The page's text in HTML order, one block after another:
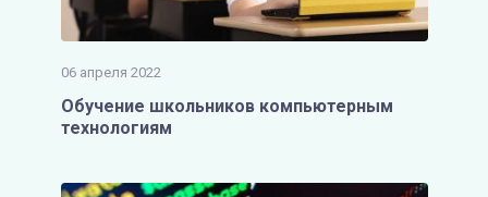
06 апреля 2022
Обучение школьников компьютерным
технологиям